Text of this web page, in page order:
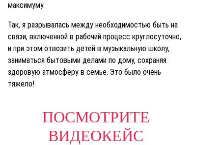
максимуму.
Так, я разрывалась между необходимостью быть на
связи, включенной в рабочий процесс круглосуточно,
и при этом отвозить детей в музыкальную школу,
заниматься бытовыми делами по дому, сохраняя
здоровую атмосферу в семье. Это было очень
тяжело!
ПОСМОТРИТЕ
ВИДЕОКЕЙС